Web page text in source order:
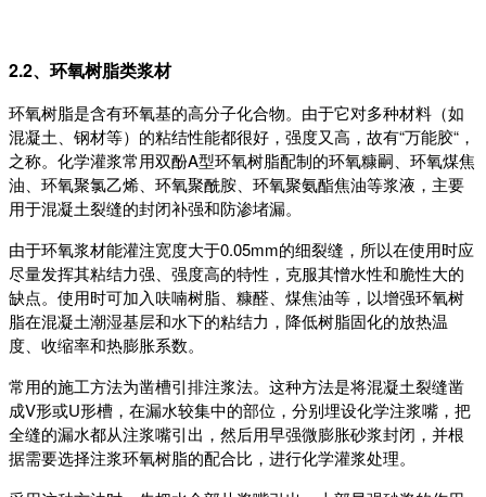
2.2、环氧树脂类浆材
环氧树脂是含有环氧基的高分子化合物。由于它对多种材料（如
混凝土、钢材等）的粘结性能都很好，强度又高，故有“万能胶“，
之称。化学灌浆常用双酚A型环氧树脂配制的环氧糠嗣、环氧煤焦
油、环氧聚氯乙烯、环氧聚酰胺、环氧聚氨酯焦油等浆液，主要
用于混凝土裂缝的封闭补强和防渗堵漏。
由于环氧浆材能灌注宽度大于0.05mm的细裂缝，所以在使用时应
尽量发挥其粘结力强、强度高的特性，克服其憎水性和脆性大的
缺点。使用时可加入呋喃树脂、糠醛、煤焦油等，以增强环氧树
脂在混凝土潮湿基层和水下的粘结力，降低树脂固化的放热温
度、收缩率和热膨胀系数。
常用的施工方法为凿槽引排注浆法。这种方法是将混凝土裂缝凿
成V形或U形槽，在漏水较集中的部位，分别埋设化学注浆嘴，把
全缝的漏水都从注浆嘴引出，然后用早强微膨胀砂浆封闭，并根
据需要选择注浆环氧树脂的配合比，进行化学灌浆处理。